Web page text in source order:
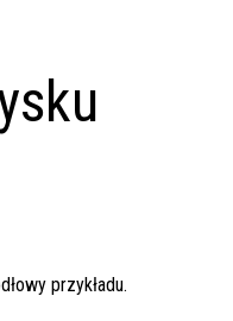
przykładu.